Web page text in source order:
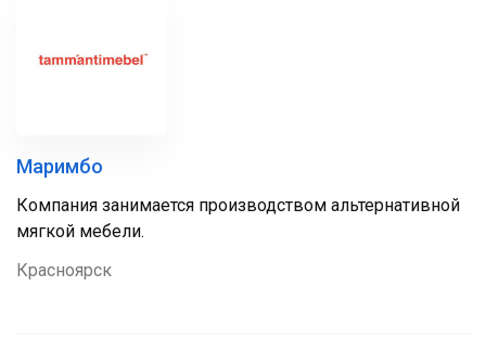
Маримбо
Компания занимается производством альтернативной
мягкой мебели.
Красноярск